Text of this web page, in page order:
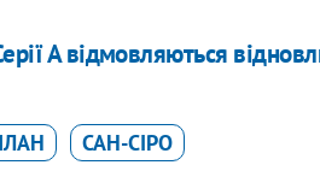
А відмовляються
САН-СІРО